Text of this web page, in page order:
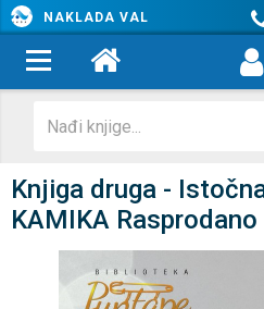
NAKLADA VAL
Knjiga druga -
KAMIKA Rasprodano